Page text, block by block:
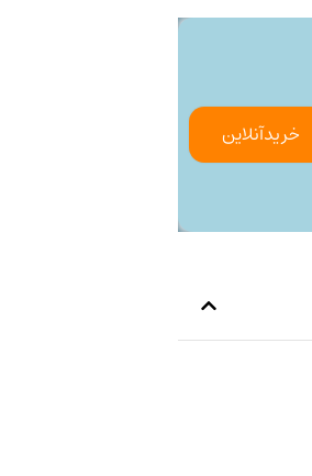
خرید‌آنلاین